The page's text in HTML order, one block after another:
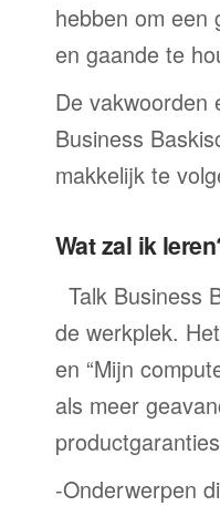
hebben om een
en gaande te
De vakwoorden
Business
makkelijk te
Wat zal ik
Talk Business
de werkplek.
en “Mijn
als meer
-Onderwerpen